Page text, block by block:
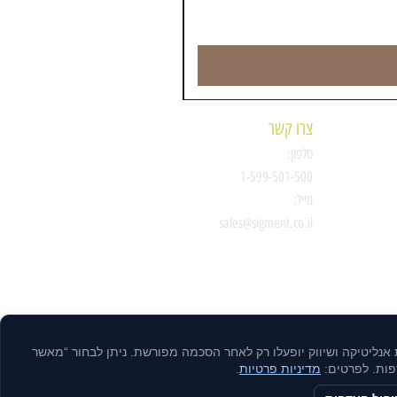
צרו קשר
טלפון:
1-599-501-500
מייל:
sales@sigment.co.il
אנליטיקה ושיווק יופעלו רק לאחר הסכמה מפורשת. ניתן לבחור “מאשר
לפרטים: מדיניות פרטיות.